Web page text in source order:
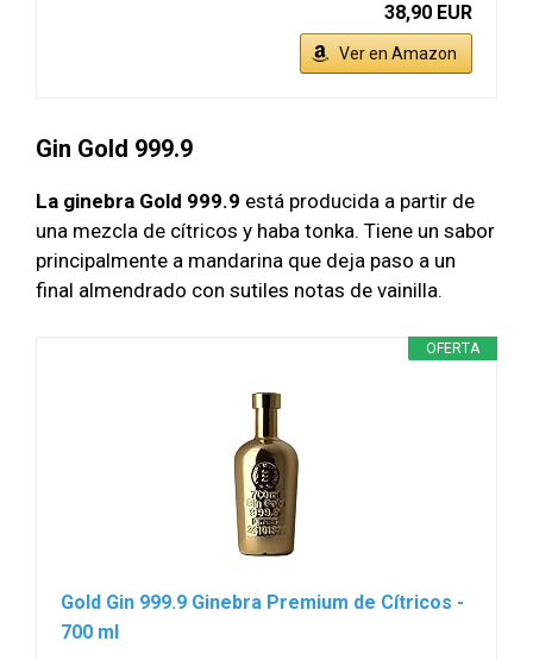
38,90 EUR
Ver en Amazon
Gin Gold 999.9
La ginebra Gold 999.9 está producida a partir de
una mezcla de cítricos y haba tonka. Tiene un sabor
principalmente a mandarina que deja paso a un
final almendrado con sutiles notas de vainilla.
OFERTA
Gold Gin 999.9 Ginebra Premium de Cítricos -
700 ml